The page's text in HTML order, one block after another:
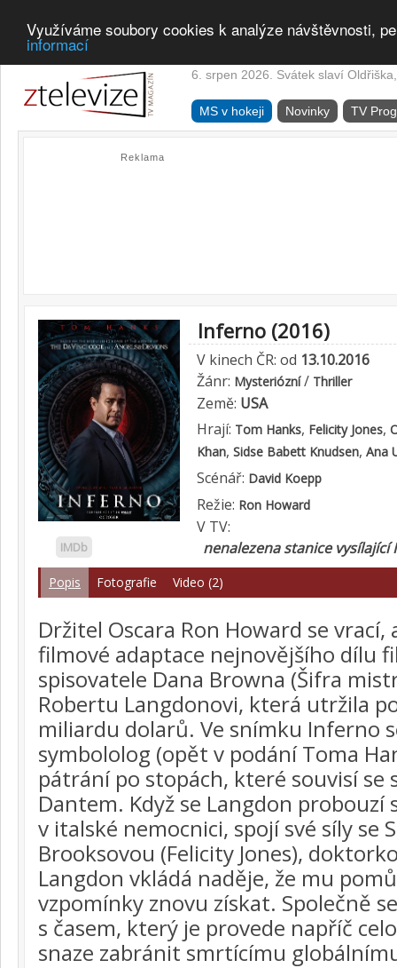
Využíváme soubory cookies k analýze návštěvnosti,
informací
6. srpen 2026. Svátek slaví
MS v hokeji Novinky TV
Reklama
IMDb
Inferno (2016)
V kinech ČR: od 13.10.2016
Žánr: Mysteriózní/ Thriller
Země: USA
Hrají: Tom Hanks, Felicity Jones,
Khan, Sidse Babett Knudsen, Ana
Scénář: David Koepp
Režie: Ron Howard
V TV:
nenalezena stanice
Popis Fotografie Video (2)
Držitel Oscara Ron Howard se vrací,
filmové adaptace nejnovějšího dílu
spisovatele Dana Browna (Šifra
Robertu Langdonovi, která utržila
miliardu dolarů. Ve snímku Inferno
symbololog (opět v podání Toma
pátrání po stopách, které souvisí se
Dantem. Když se Langdon
v italské nemocnici, spojí své síly se
Brooksovou (Felicity Jones),
Langdon vkládá naděje, že mu
vzpomínky znovu získat. Společně
s časem, který je provede napříč
snaze zabránit smrtícímu